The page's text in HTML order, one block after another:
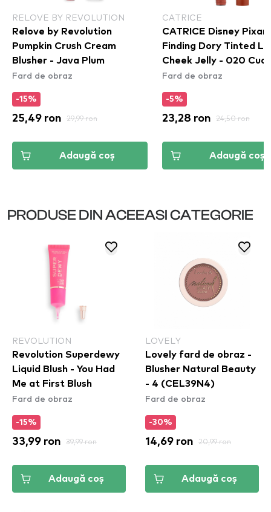
RELOVE BY REVOLUTION
Relove by Revolution
Pumpkin Crush Cream
Blusher - Java Plum
Fard de obraz
-15%
25,49 ron 29,99 ron
Adaugă coș
CATRICE
CATRICE Disney Pixar
Finding Dory Tinted
Cheek Jelly - 020
Buddy
Fard de obraz
-5%
23,28 ron 24,50 ron
Adaugă coș
PRODUSE DIN ACEEASI CATEGORIE
REVOLUTION
Revolution Superdewy
Liquid Blush - You Had
Me at First Blush
Fard de obraz
-15%
33,99 ron 39,99 ron
Adaugă coș
LOVELY
Lovely fard de obraz -
Blusher Natural Beauty
- 4 (CEL39N4)
Fard de obraz
-30%
14,69 ron 20,99 ron
Adaugă coș